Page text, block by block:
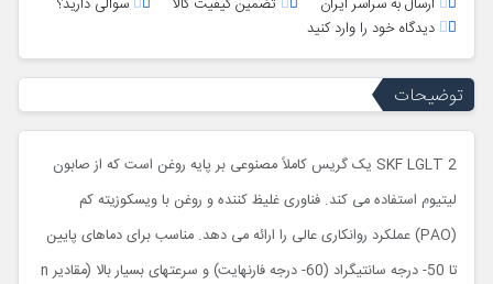
دیدگاه خود را وارد کنید
توضیحات
SKF LGLT 2 یک گریس کاملاً مصنوعی بر پایه روغن است که از صابون
لیتیوم استفاده می کند. فناوری غلیظ کننده و روغن با ویسکوزیته کم
(PAO) عملکرد روانکاری عالی را ارائه می دهد. مناسب برای دماهای پایین
تا 50- درجه سانتیگراد (60- درجه فارنهایت) و سرعتهای بسیار بالا (مقادیر n